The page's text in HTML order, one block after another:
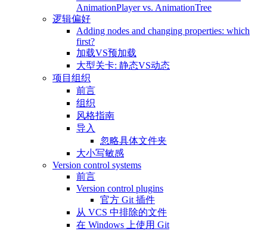
AnimationPlayer vs. AnimationTree
逻辑偏好
Adding nodes and changing properties: which
first?
加载VS预加载
大型关卡: 静态VS动态
项目组织
前言
组织
风格指南
导入
忽略具体文件夹
大小写敏感
Version control systems
前言
Version control plugins
官方 Git 插件
从 VCS 中排除的文件
在 Windows 上使用 Git